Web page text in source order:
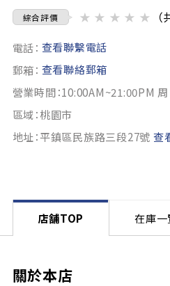
綜合評價 ★ ★ ★ ★ ★
電話： 查看聯繫電話
郵箱： 查看聯絡郵箱
營業時間：10:00AM~21:00PM
區域：桃園市
地址：平鎮區民族路三段27號 查
店舗TOP 在庫一
關於本店